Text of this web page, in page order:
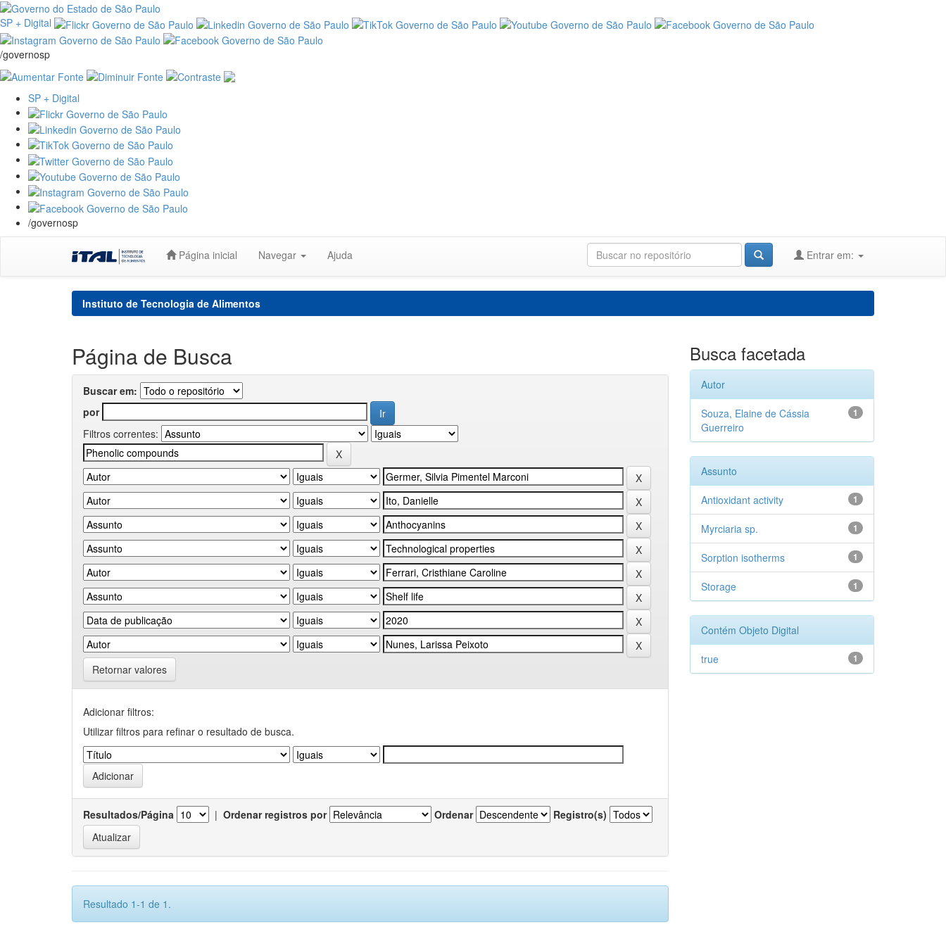
SP + Digital
/governosp
SP + Digital
/governosp
Página inicial Navegar Ajuda Entrar em:
Instituto de Tecnologia de Alimentos
Página de Busca
Buscar em:
por
Filtros correntes:
Retornar valores
Adicionar filtros:
Utilizar filtros para refinar o resultado de busca.
Resultados/Página | Ordenar registros por Ordenar Registro(s)
Resultado 1-1 de 1.
Busca facetada
Autor
1
Souza, Elaine de Cássia
Guerreiro
Assunto
1
Antioxidant activity
1
Myrciaria sp.
1
Sorption isotherms
1
Storage
Contém Objeto Digital
1
true